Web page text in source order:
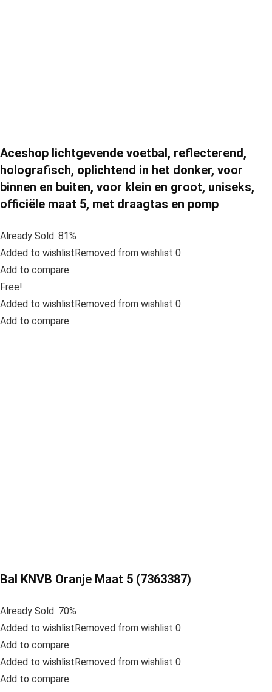
Aceshop lichtgevende voetbal, reflecterend,
holografisch, oplichtend in het donker, voor
binnen en buiten, voor klein en groot, uniseks,
officiële maat 5, met draagtas en pomp
Already Sold: 81%
Added to wishlistRemoved from wishlist 0
Add to compare
Free!
Added to wishlistRemoved from wishlist 0
Add to compare
Bal KNVB Oranje Maat 5 (7363387)
Already Sold: 70%
Added to wishlistRemoved from wishlist 0
Add to compare
Added to wishlistRemoved from wishlist 0
Add to compare